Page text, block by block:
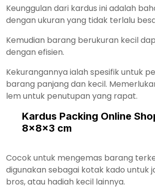
Keunggulan dari kardus ini adalah
dengan ukuran yang tidak terlalu
Kemudian barang berukuran kecil
dengan efisien.
Kekurangannya ialah spesifik untuk
barang panjang dan kecil.
lem untuk penutupan yang rapat.
Kardus Packing Online
8x8x3 cm
Cocok untuk mengemas barang
digunakan sebagai kotak kado untuk
bros, atau hadiah kecil lainnya.